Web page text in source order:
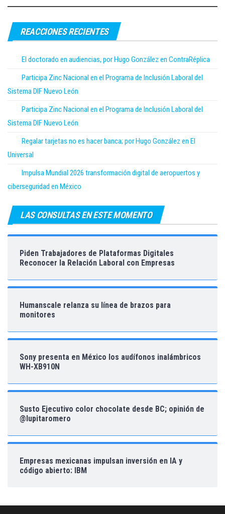
REACCIONES RECIENTES
El doctorado en audiencias, por Hugo González en ContraRéplica
Participa Zinc Nacional en el Programa de Inclusión Laboral del
Sistema DIF Nuevo León
Participa Zinc Nacional en el Programa de Inclusión Laboral del
Sistema DIF Nuevo León
Regalar tarjetas no es hacer banca; por Hugo González en El
Universal
Impulsa Mundial 2026 transformación digital de aeropuertos y
ciberseguridad en México
LAS CONSULTAS EN ESTE MOMENTO
Piden Trabajadores de Plataformas Digitales
Reconocer la Relación Laboral con Empresas
Humanscale relanza su línea de brazos para
monitores
Sony presenta en México los audífonos inalámbricos
WH-XB910N
Susto Ejecutivo color chocolate desde BC; opinión de
@lupitaromero
Empresas mexicanas impulsan inversión en IA y
código abierto: IBM